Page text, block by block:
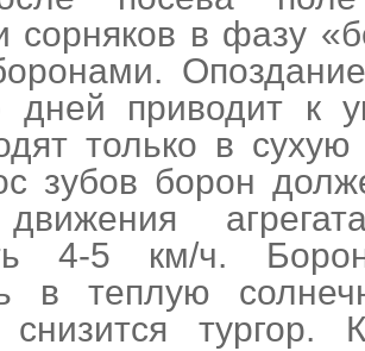
сорняков в фазу
дней приводит к
только в сухую
зубов борон
движения
4-5 км/ч.
в теплую
снизится